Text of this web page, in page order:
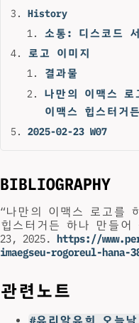
History
소통: 디스코드
로고 이미지
결과물
나만의 이맥스
이맥스 힙스터거
2025-02-23 W07
BIBLIOGRAPHY
“나만의 이맥스 로고를
힙스터거든 하나 만들어
23, 2025. https://
imaegseu-rogoreul-hana-
관련노트